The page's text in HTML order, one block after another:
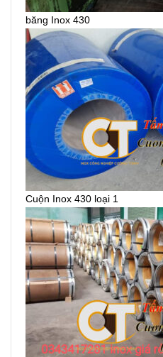
băng Inox 430
Cuộn Inox 430 loại 1